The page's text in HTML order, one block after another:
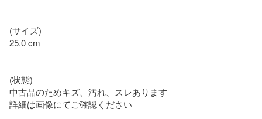
(サイズ)
25.0 cm
(状態)
中古品のためキズ、汚れ、スレあります
詳細は画像にてご確認ください